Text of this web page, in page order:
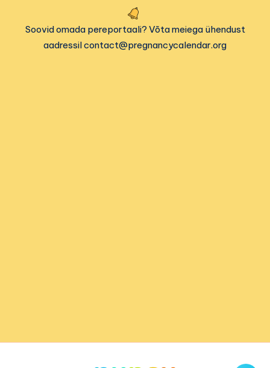
Soovid omada pereportaali? Võta meiega ühendust
aadressil contact@pregnancycalendar.org